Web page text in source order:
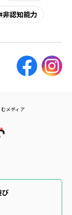
非認知能力
メディア
び